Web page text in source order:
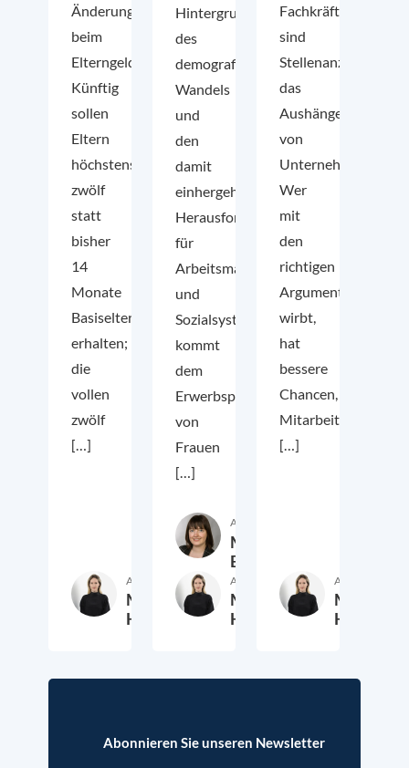
Änderungen
beim
Elterngeld.
Künftig
sollen
Eltern
höchstens
zwölf
statt
bisher
14
Monate
Basiselterngeld
erhalten;
die
vollen
zwölf
[…]
Autor:in
Michaela
Hermann13. Juli 2026
Hintergrund
des
demografischen
Wandels
und
den
damit
einhergehenden
Herausforderungen
für
Arbeitsmarkt
und
Sozialsysteme
kommt
dem
Erwerbspotenzial
von
Frauen
[…]
Autor:in
Marie
Borst
Autor:in
Michaela
Hermann16. März 2026
Fachkräftemangels
sind
Stellenanzeigen
das
Aushängeschild
von
Unternehmen.
Wer
mit
den
richtigen
Argumenten
wirbt,
hat
bessere
Chancen,
Mitarbeiter:innen
[…]
Autor:in
Michaela
Hermann
Abonnieren Sie unseren Newsletter